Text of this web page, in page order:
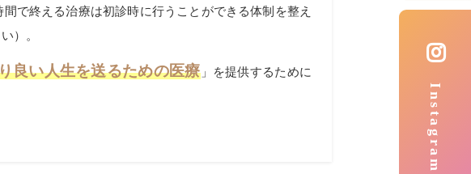
Instagram
で終える治療は初診時に行うことができる体制を整え
）。
良い人生を送るための医療」を提供するために